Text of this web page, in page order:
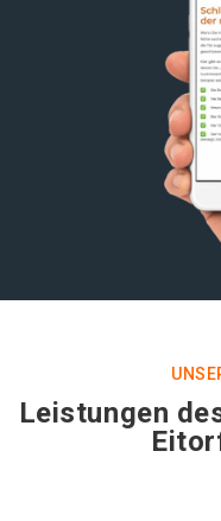
Leistungen